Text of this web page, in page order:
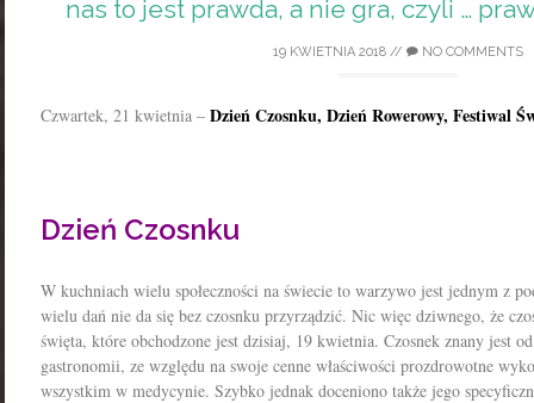
nas to jest prawda, a nie gra, czyli …
19 KWIETNIA 2018 // NO COMMENTS
Czwartek, 21 kwietnia – Dzień Czosnku, Dzień Rowerowy, Festiwal
Dzień Czosnku
W kuchniach wielu społeczności na świecie to warzywo jest jednym z
wielu dań nie da się bez czosnku przyrządzić. Nic więc dziwnego, że
święta, które obchodzone jest dzisiaj, 19 kwietnia. Czosnek znany jest
gastronomii, ze względu na swoje cenne właściwości prozdrowotne
wszystkim w medycynie. Szybko jednak doceniono także jego